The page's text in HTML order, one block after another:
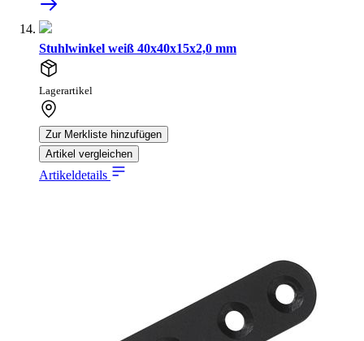
Stuhlwinkel weiß 40x40x15x2,0 mm
Lagerartikel
Zur Merkliste hinzufügen
Artikel vergleichen
Artikeldetails